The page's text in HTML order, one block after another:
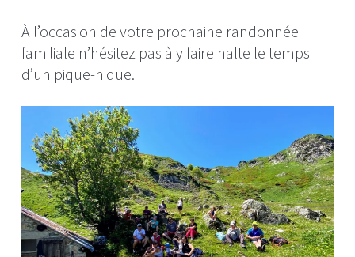
À l’occasion de votre prochaine randonnée
familiale n’hésitez pas à y faire halte le temps
d’un pique-nique.